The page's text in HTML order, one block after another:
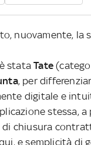
nuovamente, la
stataTate
, per
digitale e
stessa,
chiusura
e semplicità di